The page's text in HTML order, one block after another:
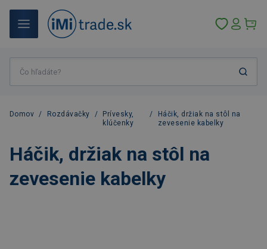
Domov / Rozdávačky /
Prívesky,
klúčenky
/
Háčik, držiak na stôl na
zevesenie kabelky
Háčik, držiak na stôl na
zevesenie kabelky